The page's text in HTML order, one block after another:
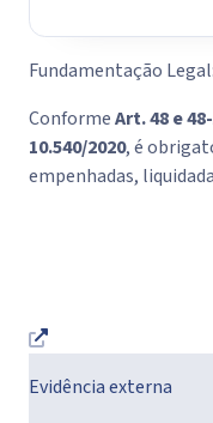
Fundamentação Legal:
ConformeArt. 48 e
10.540/2020, é
empenhadas,
Evidência externa